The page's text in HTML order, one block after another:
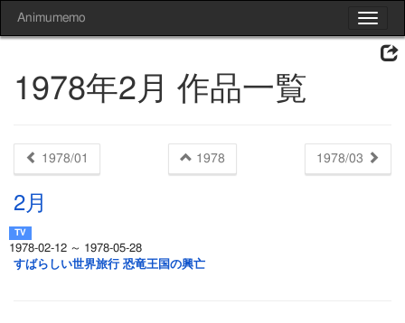
Toggle
Animumemo
1978年2月 作品一覧
1978/01 1978 1978/03
2月
1978-02-12 ～ 1978-05-28
すばらしい世界旅行 恐竜王国の興亡